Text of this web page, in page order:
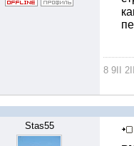
8 9II
Stas55